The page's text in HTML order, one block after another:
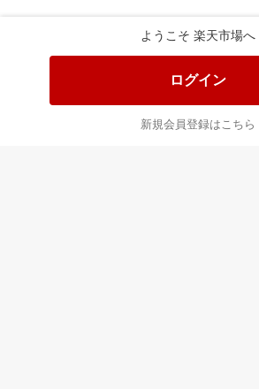
ようこそ 楽天市場へ
ログイン
新規会員登録はこちら
楽天にお店を開きませんか？
楽天ショッピングサービスご利用規約